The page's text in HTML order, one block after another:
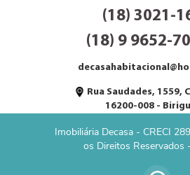
(18) 3021-
(18) 9 9652-
Rua Saudades, 1559,
16200-008 -
Imobiliária Decasa - CRECI
os Direitos Reservados